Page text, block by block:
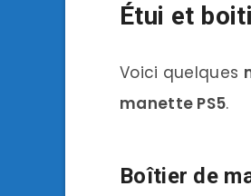
Étui et
Voici quelques
manette PS5.
Boîtier de